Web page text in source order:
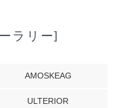
ラリー]
AMOSKEAG
ULTERIOR